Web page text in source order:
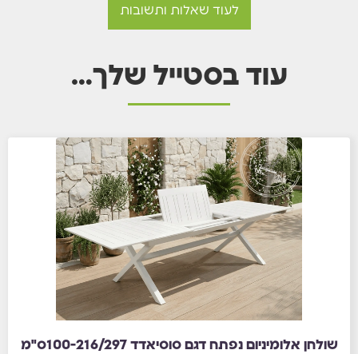
לעוד שאלות ותשובות
עוד בסטייל שלך…
שולחן אלומיניום נפתח דגם סוסיאדד 100-216/297ס"מ